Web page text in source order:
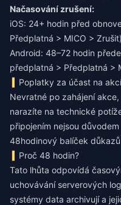
Načasování zrušení:
iOS: 24+ hodin před
Předplatná > MICO > Zrušit)
Android: 48–72 hodin
předplatná > Předplatná >
Poplatky za účast na
Nevratné po zahájení
narazíte na technické
připojením nejsou
48hodinový balíček důkazů
Proč 48 hodin?
Tato lhůta odpovídá
uchovávání serverových
systémy data archivují a